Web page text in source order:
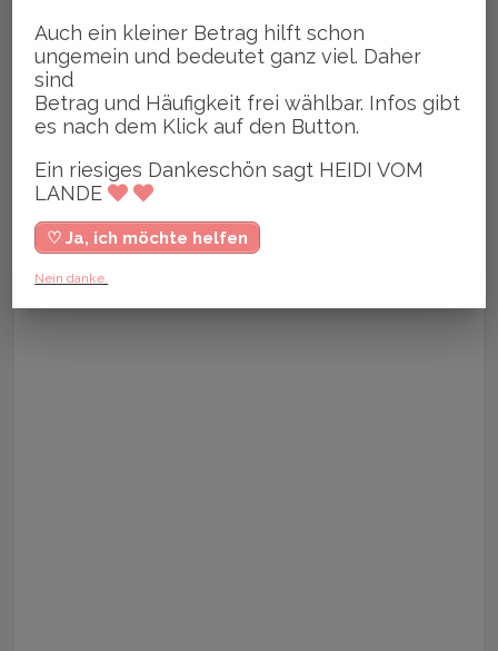
Auch ein kleiner Betrag hilft schon
ungemein und bedeutet ganz viel. Daher
sind
Betrag und Häufigkeit frei wählbar. Infos gibt
es nach dem Klick auf den Button.
Ein riesiges Dankeschön sagt HEIDI VOM
LANDE
♡ Ja, ich möchte helfen
Nein danke.